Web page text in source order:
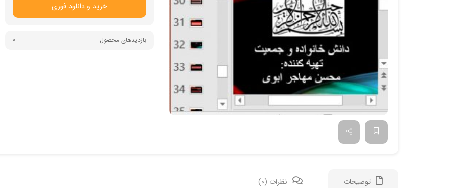
خرید و دانلود فوری
بازدیدهای محصول 0
توضیحات نظرات (0)